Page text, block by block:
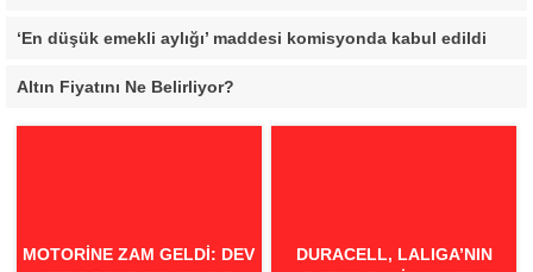
‘En düşük emekli aylığı’ maddesi komisyonda kabul edildi
Altın Fiyatını Ne Belirliyor?
MOTORINE ZAM GELDI: DEV
DURACELL, LALIGA’NIN